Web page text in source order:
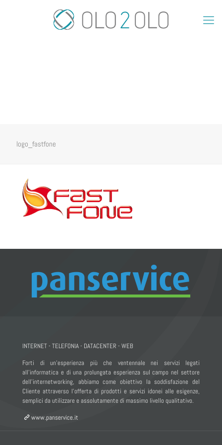
logo_fastfone
INTERNET - TELEFONIA - DATACENTER - WEB
Forti di un’esperienza più che ventennale nei servizi legati
all’informatica e di una prolungata esperienza sul campo nel settore
dell’internetworking, abbiamo come obiettivo la soddisfazione del
Cliente attraverso l’offerta di prodotti e servizi idonei alle esigenze,
semplici da utilizzare e assolutamente di massimo livello qualitativo.
www.panservice.it